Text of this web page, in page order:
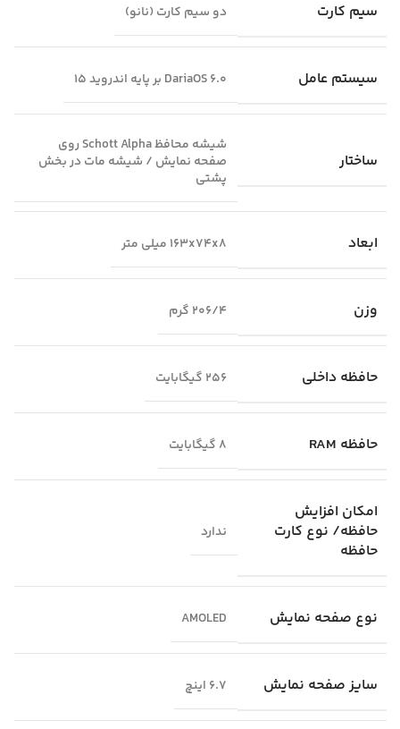
سیم کارت دو سیم کارت (نانو)
سیستم عامل DariaOS 6.0 بر پایه اندروید 15
ساختار
شیشه محافظ Schott Alpha روی
صفحه نمایش / شیشه مات در بخش
پشتی
ابعاد ۱۶۳x۷۴x۸ میلی متر
وزن ۲۰۶/۴ گرم
حافظه داخلی 256 گیگابایت
حافظه RAM 8 گیگابایت
امکان افزایش
حافظه/ نوع کارت
حافظه
ندارد
نوع صفحه نمایش AMOLED
سایز صفحه نمایش 6.7 اینچ